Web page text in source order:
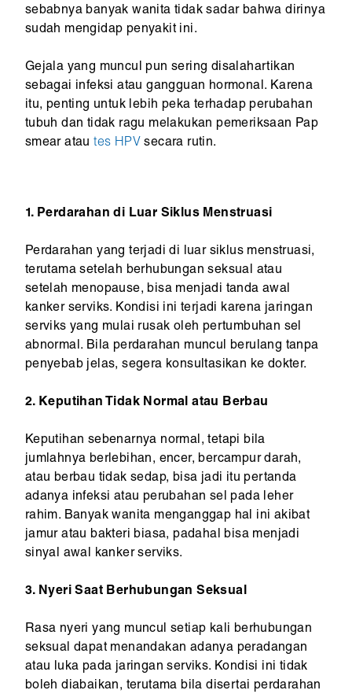
sebabnya banyak wanita tidak sadar bahwa dirinya
sudah mengidap penyakit ini.
Gejala yang muncul pun sering disalahartikan
sebagai infeksi atau gangguan hormonal. Karena
itu, penting untuk lebih peka terhadap perubahan
tubuh dan tidak ragu melakukan pemeriksaan Pap
smear atautes HPV secara rutin.
1. Perdarahan di Luar Siklus Menstruasi
Perdarahan yang terjadi di luar siklus menstruasi,
terutama setelah berhubungan seksual atau
setelah menopause, bisa menjadi tanda awal
kanker serviks. Kondisi ini terjadi karena jaringan
serviks yang mulai rusak oleh pertumbuhan sel
abnormal. Bila perdarahan muncul berulang tanpa
penyebab jelas, segera konsultasikan ke dokter.
2. Keputihan Tidak Normal atau Berbau
Keputihan sebenarnya normal, tetapi bila
jumlahnya berlebihan, encer, bercampur darah,
atau berbau tidak sedap, bisa jadi itu pertanda
adanya infeksi atau perubahan sel pada leher
rahim. Banyak wanita menganggap hal ini akibat
jamur atau bakteri biasa, padahal bisa menjadi
sinyal awal kanker serviks.
3. Nyeri Saat Berhubungan Seksual
Rasa nyeri yang muncul setiap kali berhubungan
seksual dapat menandakan adanya peradangan
atau luka pada jaringan serviks. Kondisi ini tidak
boleh diabaikan, terutama bila disertai perdarahan